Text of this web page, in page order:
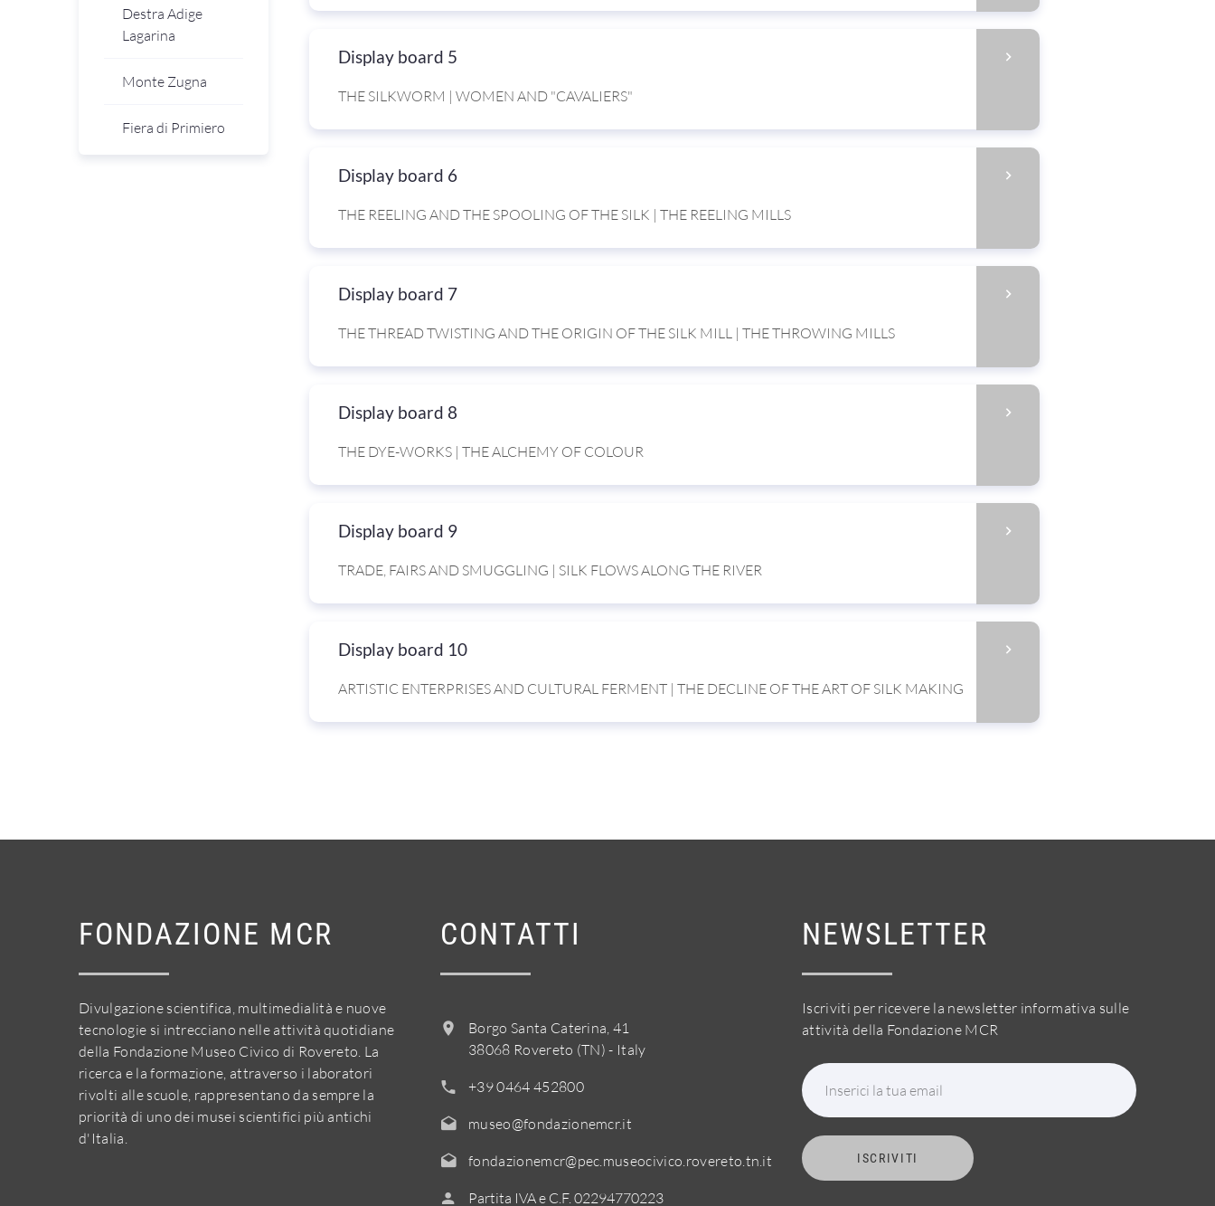
Destra Adige
Lagarina
Monte Zugna
Fiera di Primiero
Display board 5
THE SILKWORM | WOMEN AND "CAVALIERS"
Display board 6
THE REELING AND THE SPOOLING OF THE SILK | THE REELING MILLS
Display board 7
THE THREAD TWISTING AND THE ORIGIN OF THE SILK MILL | THE THROWING MILLS
Display board 8
THE DYE-WORKS | THE ALCHEMY OF COLOUR
Display board 9
TRADE, FAIRS AND SMUGGLING | SILK FLOWS ALONG THE RIVER
Display board 10
ARTISTIC ENTERPRISES AND CULTURAL FERMENT | THE DECLINE OF THE ART OF SILK MAKING
FONDAZIONE MCR
Divulgazione scientifica, multimedialità e nuove
tecnologie si intrecciano nelle attività quotidiane
della Fondazione Museo Civico di Rovereto. La
ricerca e la formazione, attraverso i laboratori
rivolti alle scuole, rappresentano da sempre la
priorità di uno dei musei scientifici più antichi
d'Italia.
CONTATTI
Borgo Santa Caterina, 41
38068 Rovereto (TN) - Italy
+39 0464 452800
museo@fondazionemcr.it
fondazionemcr@pec.museocivico.rovereto.tn.it
Partita IVA e C.F. 02294770223
NEWSLETTER
Iscriviti per ricevere la newsletter informativa sulle
attività della Fondazione MCR
Inserici la tua email
ISCRIVITI